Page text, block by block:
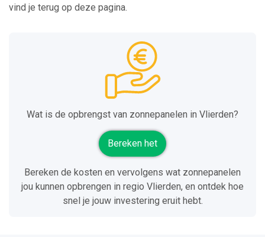
vind je terug op deze pagina.
Wat is de opbrengst van zonnepanelen in Vlierden?
Bereken het
Bereken de kosten en vervolgens wat zonnepanelen
jou kunnen opbrengen in regio Vlierden, en ontdek hoe
snel je jouw investering eruit hebt.